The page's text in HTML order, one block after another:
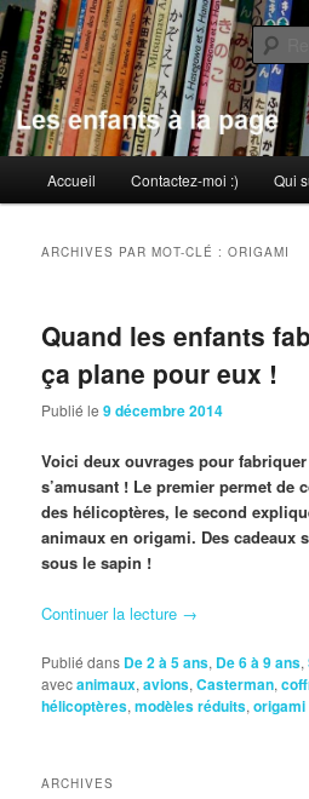
Aller
au
contenu
principal
Aller
au
contenu
secondaireLes enfants à la
principal
Accueil Contactez-moi :) Qui
ARCHIVES PAR MOT-CLÉ :ORIGAMI
Quand les enfants
ça plane pour eux !
Publié le9 décembre 2014
Voici deux ouvrages pour
s’amusant ! Le premier permet de
des hélicoptères, le second
animaux en origami. Des cadeaux
sous le sapin !
Continuer la lecture →
Publié dans De 2 à 5 ans, De 6 à 9 ans,
avecanimaux,avions,Casterman,
hélicoptères,modèles réduits,origami
ARCHIVES